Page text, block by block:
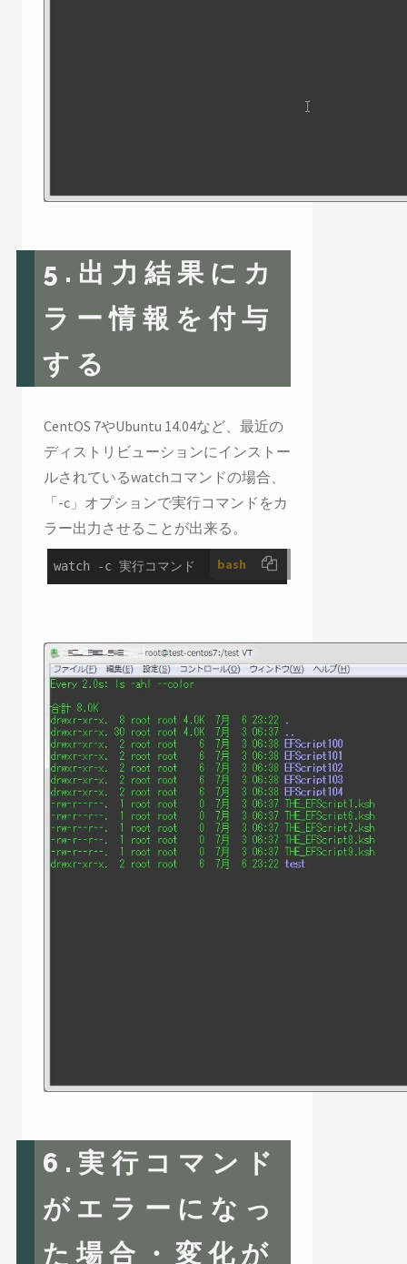
5.出力結果にカ
ラー情報を付与
する
CentOS 7やUbuntu 14.04など、最近の
ディストリビューションにインストー
ルされているwatchコマンドの場合、
「-c」オプションで実行コマンドをカ
ラー出力させることが出来る。
bash
watch -c 実行コマンド
6.実行コマンド
がエラーになっ
た場合・変化が